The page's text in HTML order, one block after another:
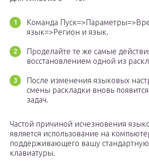
Команда
язык=>Регион и язык.
Проделайте те же самые
восстановлением одной из
После изменения языковых
смены раскладки вновь
задач.
Частой причиной исчезновения
является использование на
поддерживающего вашу стандартную
клавиатуры.